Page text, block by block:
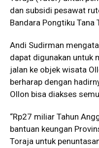
dan subsidi pesawat
Bandara Pongtiku
Andi Sudirman
dapat digunakan untuk
jalan ke objek wisata
berharap dengan
Ollon bisa diakses
“Rp27 miliar Tahun
bantuan keungan
Toraja untuk